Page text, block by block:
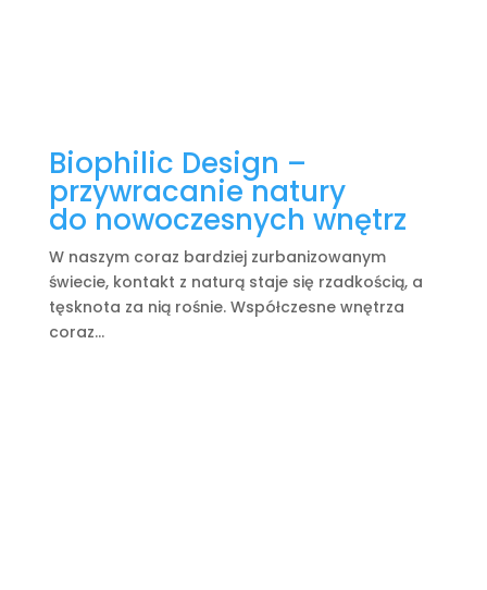
Biophilic Design –
przywracanie natury
do nowoczesnych wnętrz
W naszym coraz bardziej zurbanizowanym
świecie, kontakt z naturą staje się rzadkością, a
tęsknota za nią rośnie. Współczesne wnętrza
coraz...